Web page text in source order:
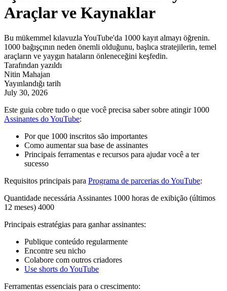
Araçlar ve Kaynaklar
Bu mükemmel kılavuzla YouTube'da 1000 kayıt almayı öğrenin.
1000 bağışçının neden önemli olduğunu, başlıca stratejilerin, temel
araçların ve yaygın hataların önleneceğini keşfedin.
Tarafından yazıldı
Nitin Mahajan
Yayınlandığı tarih
July 30, 2026
Este guia cobre tudo o que você precisa saber sobre atingir 1000
Assinantes do YouTube:
Por que 1000 inscritos são importantes
Como aumentar sua base de assinantes
Principais ferramentas e recursos para ajudar você a ter
sucesso
Requisitos principais para Programa de parcerias do YouTube:
Quantidade necessária Assinantes 1000 horas de exibição (últimos
12 meses) 4000
Principais estratégias para ganhar assinantes:
Publique conteúdo regularmente
Encontre seu nicho
Colabore com outros criadores
Use shorts do YouTube
Ferramentas essenciais para o crescimento: